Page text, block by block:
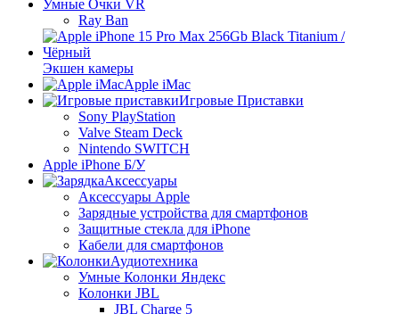
Умные Очки VR
Ray Ban
Экшен камеры
Apple iMac
Игровые Приставки
Sony PlayStation
Valve Steam Deck
Nintendo SWITCH
Apple iPhone Б/У
Аксессуары
Аксессуары Apple
Зарядные устройства для смартфонов
Защитные стекла для iPhone
Кабели для смартфонов
Аудиотехника
Умные Колонки Яндекс
Колонки JBL
JBL Charge 5